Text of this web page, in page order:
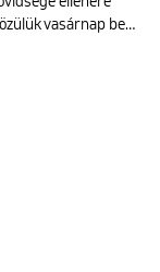
vasárnap be…